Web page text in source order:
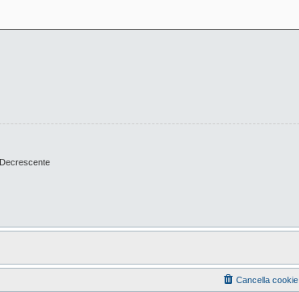
Decrescente
Cancella cookie